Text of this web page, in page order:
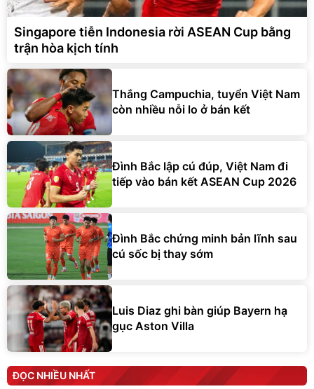
Singapore tiễn Indonesia rời ASEAN Cup bằng
trận hòa kịch tính
Thắng Campuchia, tuyển Việt Nam
còn nhiều nỗi lo ở bán kết
Đình Bắc lập cú đúp, Việt Nam đi
tiếp vào bán kết ASEAN Cup 2026
Đình Bắc chứng minh bản lĩnh sau
cú sốc bị thay sớm
Luis Diaz ghi bàn giúp Bayern hạ
gục Aston Villa
ĐỌC NHIỀU NHẤT